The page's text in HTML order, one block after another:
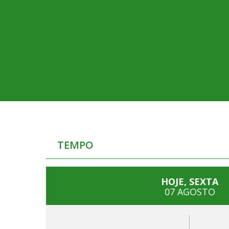
TEMPO
HOJE, SEXTA
07 AGOSTO